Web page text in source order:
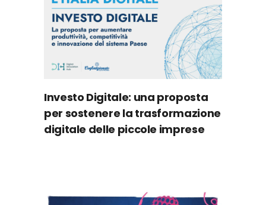
Investo Digitale: una proposta
per sostenere la trasformazione
digitale delle piccole imprese